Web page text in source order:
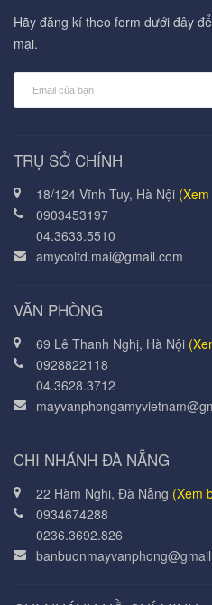
Hãy đăng kí theo form dưới đây
mại.
TRỤ SỞ CHÍNH
18/124 Vĩnh Tuy, Hà Nội
0903453197
04.3633.5510
amycoltd.mai@gmail.com
VĂN PHÒNG
69 Lê Thanh Nghị, Hà Nội
0928822118
04.3628.3712
CHI NHÁNH ĐÀ NẴNG
22 Hàm Nghi, Đà Nẵng (Xem
0934674288
0236.3692.826